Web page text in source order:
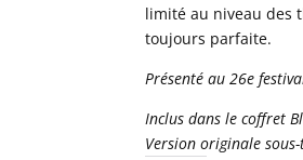
limité au niveau des
toujours parfaite.
Présenté au 26e
Inclus dans le coffret
Version originale